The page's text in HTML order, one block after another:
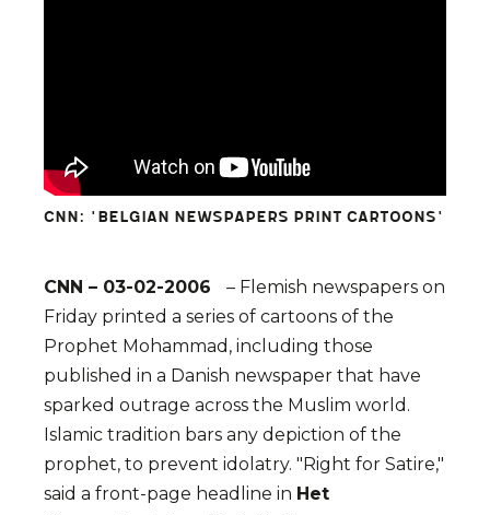
CNN: 'BELGIAN NEWSPAPERS PRINT CARTOONS'
CNN – 03-02-2006 – Flemish newspapers on
Friday printed a series of cartoons of the
Prophet Mohammad, including those
published in a Danish newspaper that have
sparked outrage across the Muslim world.
Islamic tradition bars any depiction of the
prophet, to prevent idolatry. "Right for Satire,"
said a front-page headline in Het